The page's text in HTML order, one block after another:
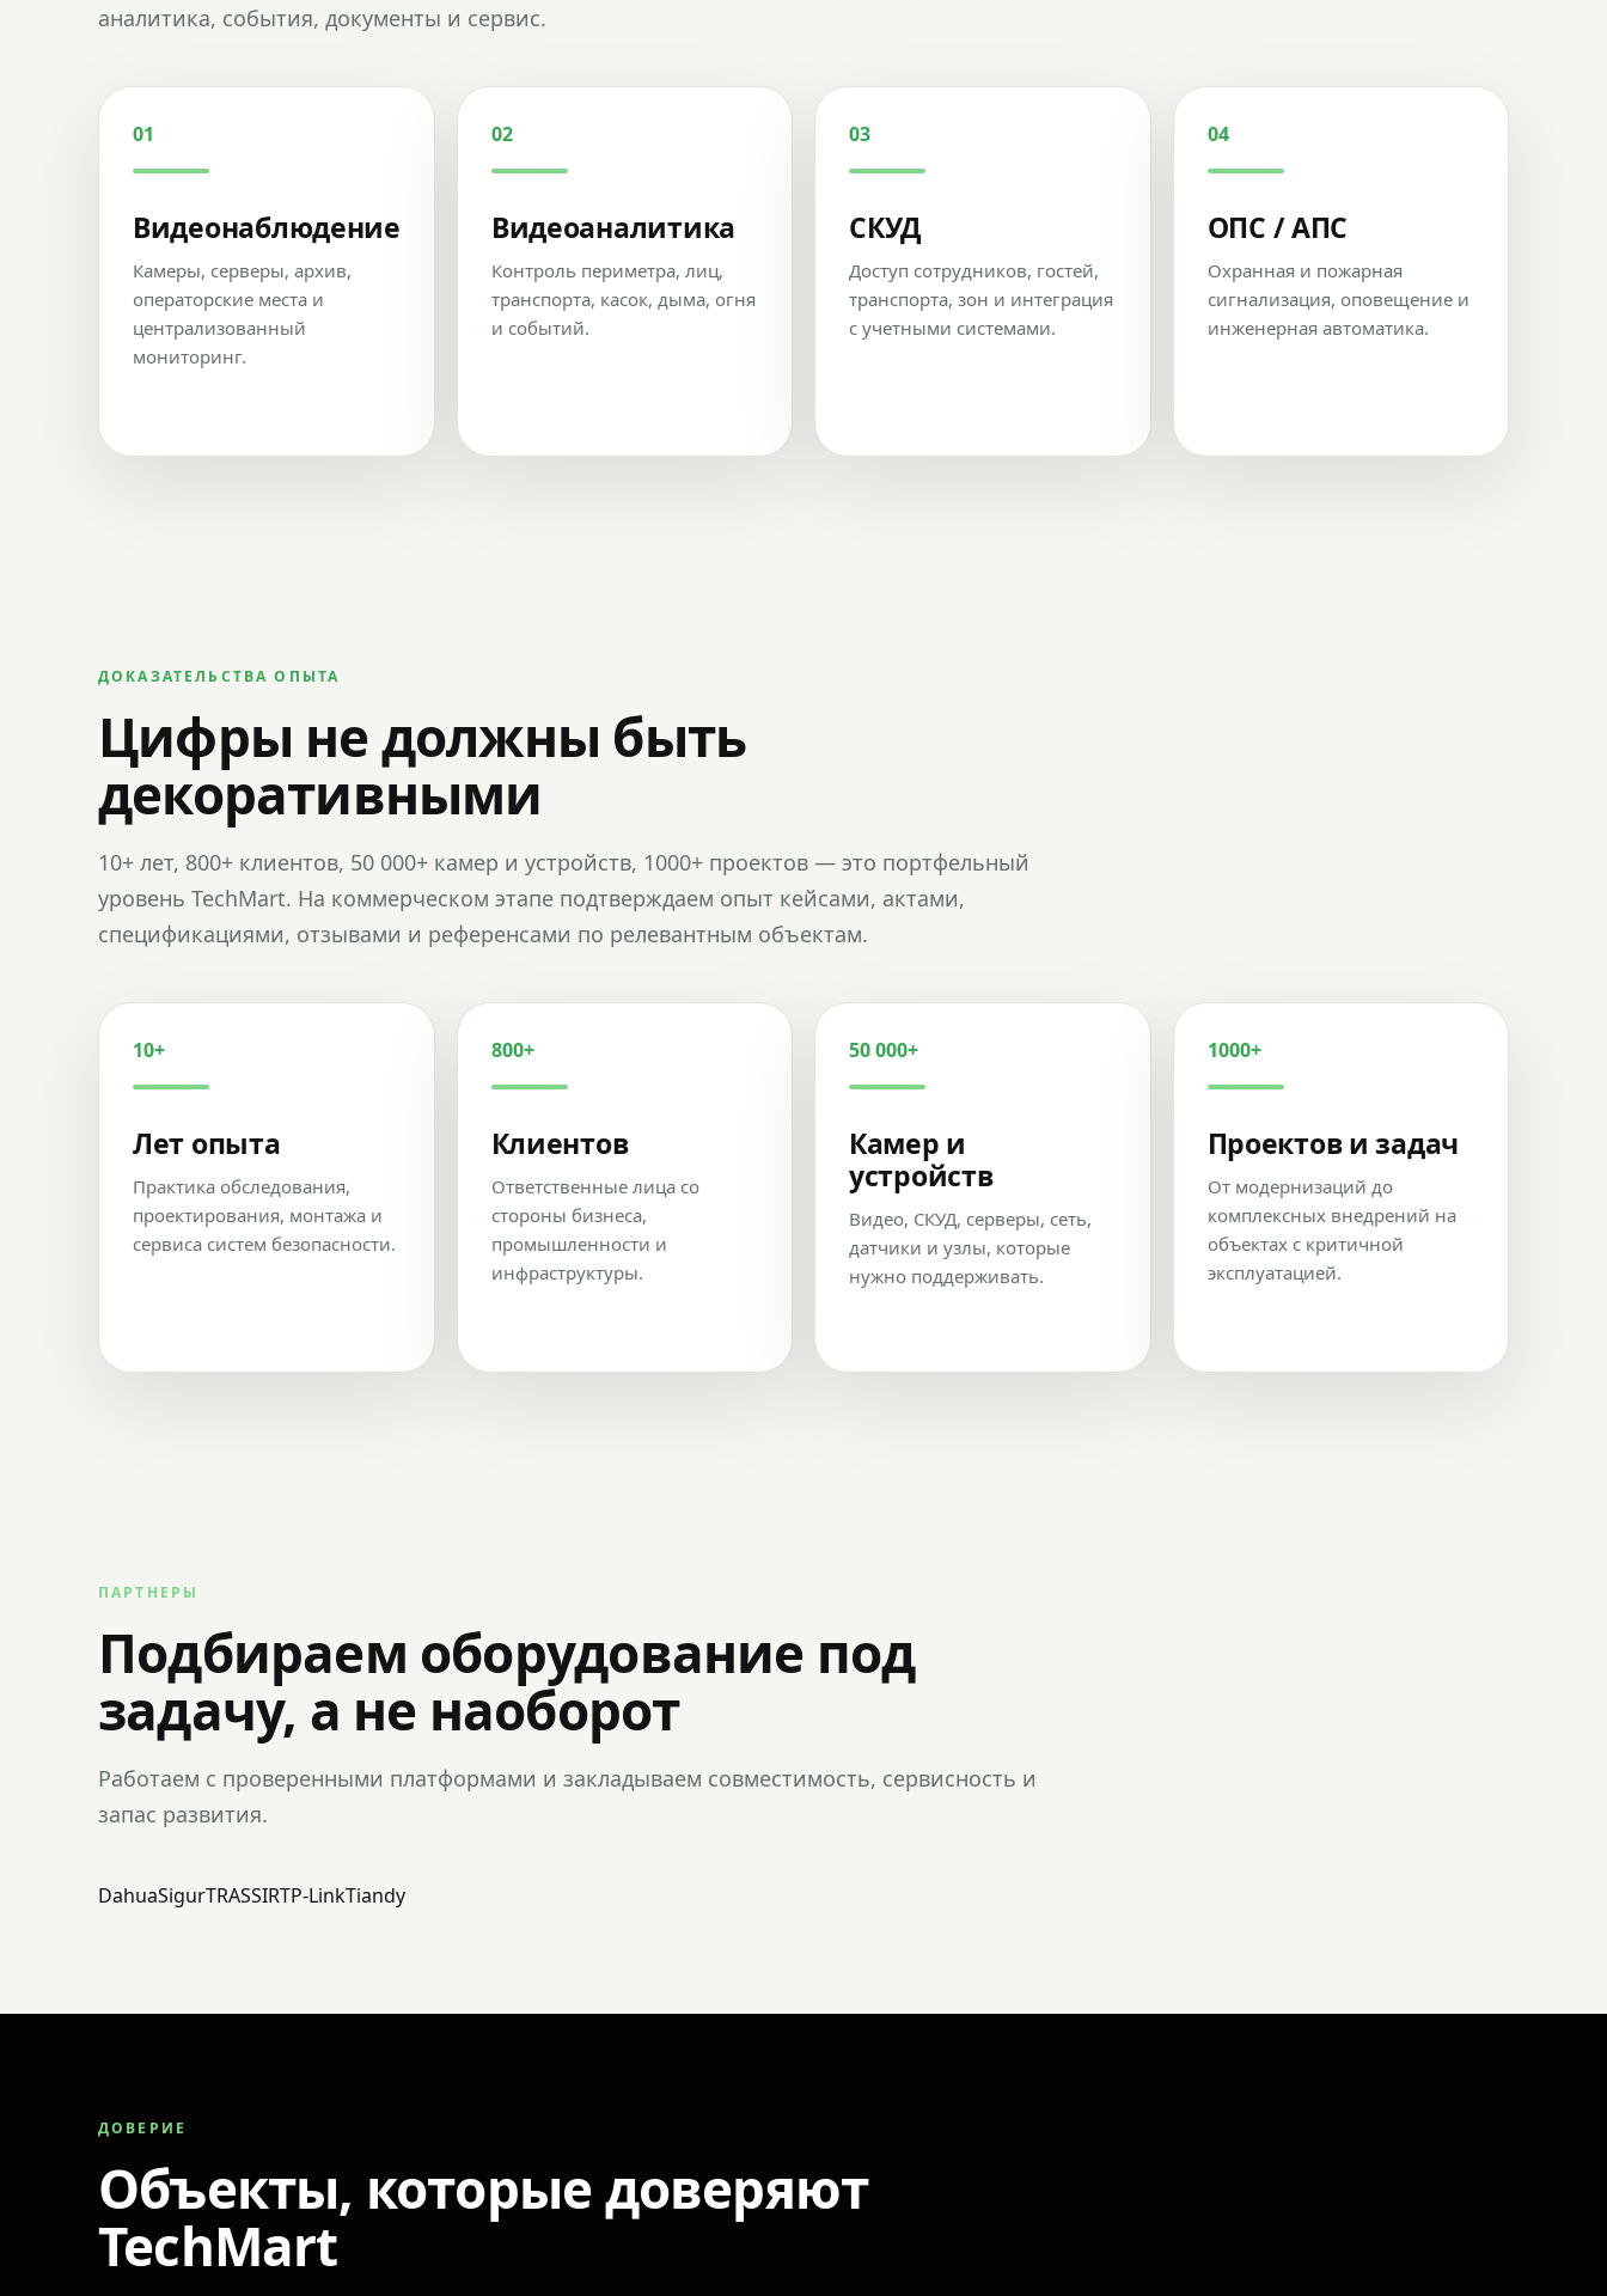
аналитика, события, документы и сервис.
01
Видеонаблюдение
Камеры, серверы, архив,
операторские места и
централизованный
мониторинг.
02
Видеоаналитика
Контроль периметра, лиц,
транспорта, касок, дыма, огня
и событий.
03
СКУД
Доступ сотрудников, гостей,
транспорта, зон и интеграция
с учетными системами.
04
ОПС / АПС
Охранная и пожарная
сигнализация, оповещение и
инженерная автоматика.
ДОКАЗАТЕЛЬСТВА ОПЫТА
Цифры не должны быть
декоративными
10+ лет, 800+ клиентов, 50 000+ камер и устройств, 1000+ проектов — это портфельный
уровень TechMart. На коммерческом этапе подтверждаем опыт кейсами, актами,
спецификациями, отзывами и референсами по релевантным объектам.
10+
Лет опыта
Практика обследования,
проектирования, монтажа и
сервиса систем безопасности.
800+
Клиентов
Ответственные лица со
стороны бизнеса,
промышленности и
инфраструктуры.
50 000+
Камер и
устройств
Видео, СКУД, серверы, сеть,
датчики и узлы, которые
нужно поддерживать.
1000+
Проектов и задач
От модернизаций до
комплексных внедрений на
объектах с критичной
эксплуатацией.
ПАРТНЕРЫ
Подбираем оборудование под
задачу, а не наоборот
Работаем с проверенными платформами и закладываем совместимость, сервисность и
запас развития.
DahuaSigurTRASSIRTP-LinkTiandy
ДОВЕРИЕ
Объекты, которые доверяют
TechMart